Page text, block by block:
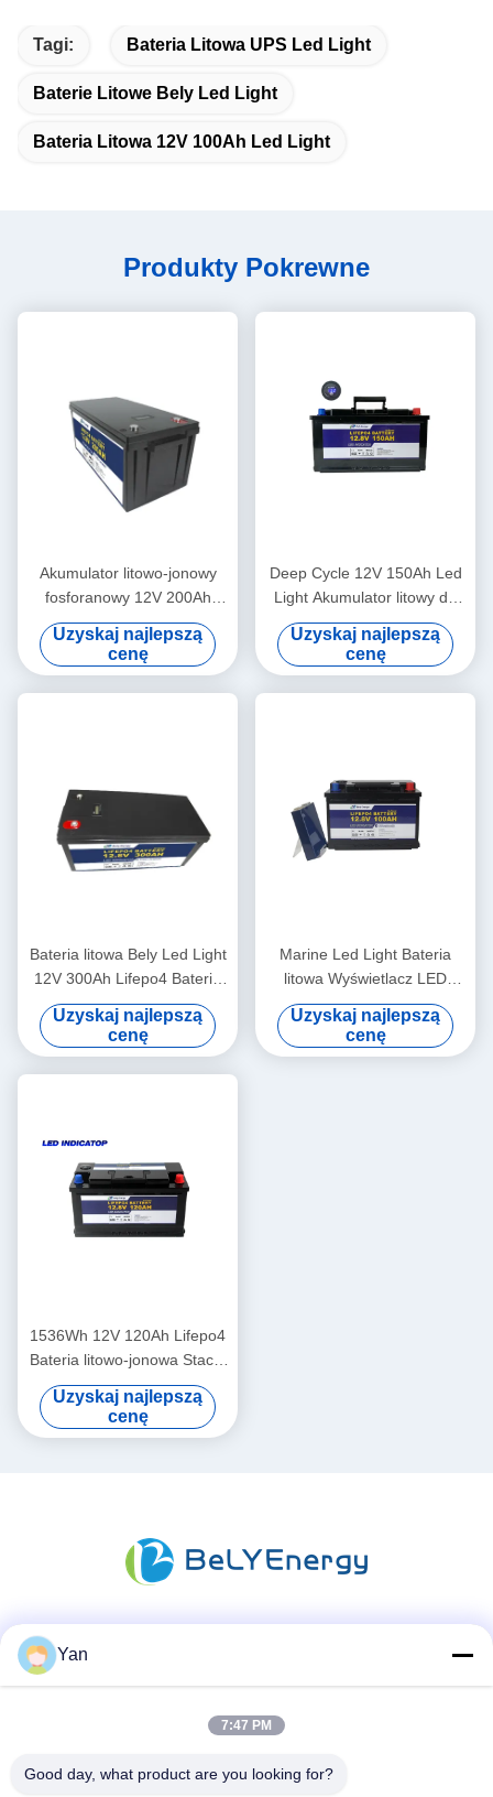
Tagi: Bateria Litowa UPS Led Light
Baterie Litowe Bely Led Light
Bateria Litowa 12V 100Ah Led Light
Produkty Pokrewne
Akumulator litowo-jonowy
fosforanowy 12V 200Ah
Akumulatory do
samochodów kempingowych
LED
Uzyskaj najlepszą
cenę
Deep Cycle 12V 150Ah Led
Light Akumulator litowy do
oświetlenia ulicznego RV
Uzyskaj najlepszą
cenę
Bateria litowa Bely Led Light
12V 300Ah Lifepo4 Bateria
do trawnika słonecznego
Uzyskaj najlepszą
cenę
Marine Led Light Bateria
litowa Wyświetlacz LED
Lifepo4 12V 100Ah
Uzyskaj najlepszą
cenę
1536Wh 12V 120Ah Lifepo4
Bateria litowo-jonowa Stacja
bazowa Jacht Bateria litowa
Uzyskaj najlepszą
cenę
Yan
7:47 PM
Good day, what product are you looking for?